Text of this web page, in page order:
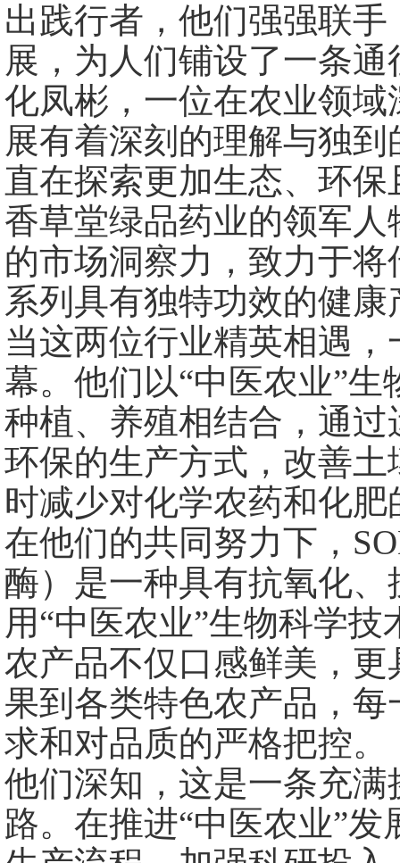
出践行者，他们强强联
展，为人们铺设了一条
化凤彬，一位在农业领
展有着深刻的理解与独
直在探索更加生态、环
香草堂绿品药业的领军
的市场洞察力，致力于
系列具有独特功效的健康
当这两位行业精英相遇
幕。他们以“中医农业”
种植、养殖相结合，通
环保的生产方式，改善
时减少对化学农药和化
在他们的共同努力下，
酶）是一种具有抗氧化
用“中医农业”生物科学
农产品不仅口感鲜美，
果到各类特色农产品，
求和对品质的严格把控。
他们深知，这是一条充
路。在推进“中医农业”